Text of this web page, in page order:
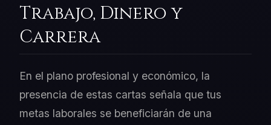
Trabajo, Dinero y
Carrera
En el plano profesional y económico, la
presencia de estas cartas señala que tus
metas laborales se beneficiarán de una